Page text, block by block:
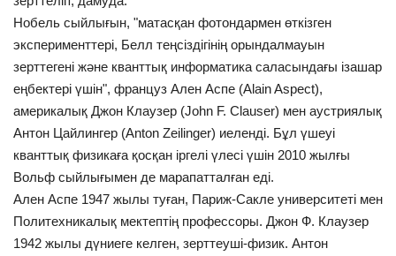
Тіл
English Қазақ тілі
Нобель сыйлығын, "матасқан фотондармен өткізген
эксперименттері, Белл теңсіздігінің орындалмауын
зерттегені және кванттық информатика саласындағы ізашар
еңбектері үшін", француз Ален Аспе (Alain Aspect),
америкалық Джон Клаузер (John F. Clauser) мен аустриялық
Антон Цайлингер (Anton Zeilinger) иеленді. Бұл үшеуі
кванттық физикаға қосқан іргелі үлесі үшін 2010 жылғы
Вольф сыйлығымен де марапатталған еді.
Ален Аспе 1947 жылы туған, Париж-Сакле университеті мен
Политехникалық мектептің профессоры. Джон Ф. Клаузер
1942 жылы дүниеге келген, зерттеуші-физик. Антон